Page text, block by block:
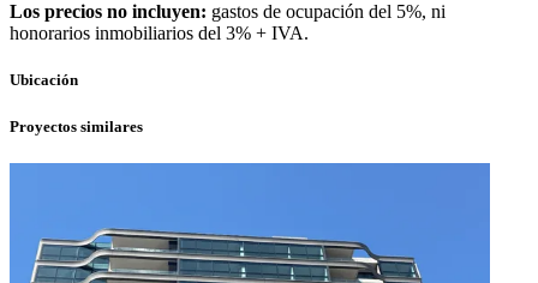
Los precios no incluyen: gastos de ocupación del 5%, ni
honorarios inmobiliarios del 3% + IVA.
Ubicación
Proyectos similares